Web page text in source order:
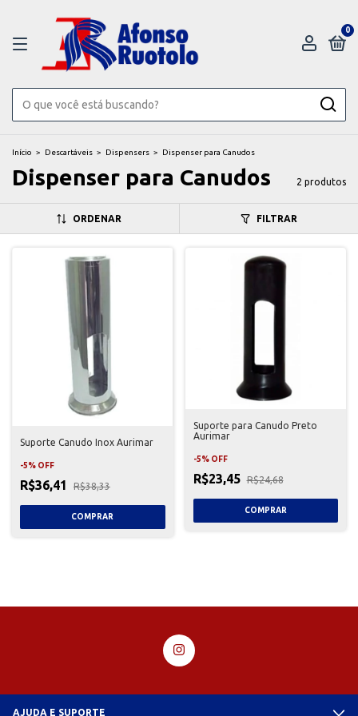
0
Início > Descartáveis > Dispensers > Dispenser para Canudos
Dispenser para Canudos 2 produtos
ORDENAR FILTRAR
Suporte Canudo Inox Aurimar
-5% OFF
R$36,41 R$38,33
Suporte para Canudo Preto
Aurimar
-5% OFF
R$23,45 R$24,68
AJUDA E SUPORTE